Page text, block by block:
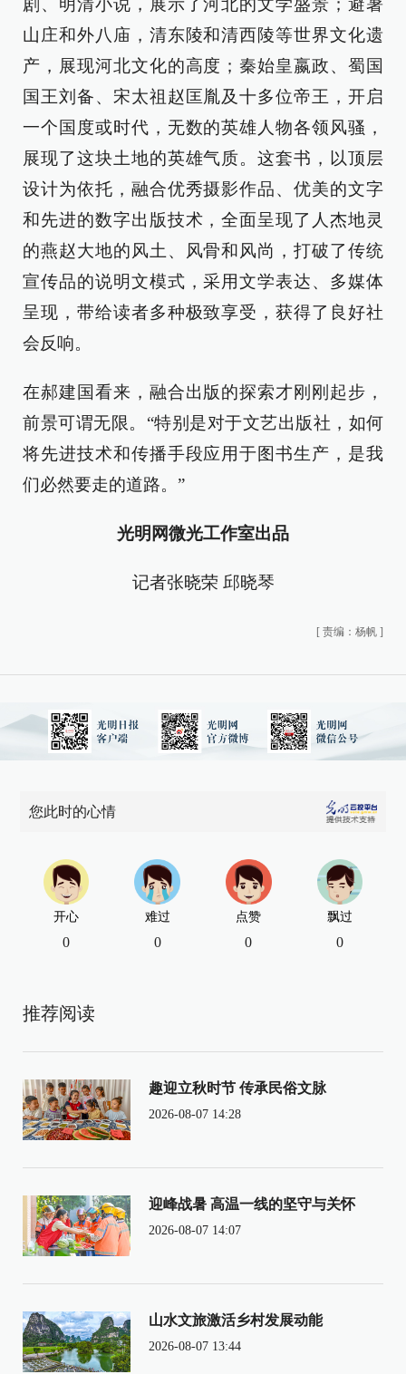
剧、明清小说，展示了河北的文学盛景；避暑
山庄和外八庙，清东陵和清西陵等世界文化遗
产，展现河北文化的高度；秦始皇嬴政、蜀国
国王刘备、宋太祖赵匡胤及十多位帝王，开启
一个国度或时代，无数的英雄人物各领风骚，
展现了这块土地的英雄气质。这套书，以顶层
设计为依托，融合优秀摄影作品、优美的文字
和先进的数字出版技术，全面呈现了人杰地灵
的燕赵大地的风土、风骨和风尚，打破了传统
宣传品的说明文模式，采用文学表达、多媒体
呈现，带给读者多种极致享受，获得了良好社
会反响。
在郝建国看来，融合出版的探索才刚刚起步，
前景可谓无限。“特别是对于文艺出版社，如何
将先进技术和传播手段应用于图书生产，是我
们必然要走的道路。”
光明网微光工作室出品
记者张晓荣 邱晓琴
[ 责编：杨帆 ]
您此时的心情
开心
0
难过
0
点赞
0
飘过
0
推荐阅读
趣迎立秋时节 传承民俗文脉
2026-08-07 14:28
迎峰战暑 高温一线的坚守与关怀
2026-08-07 14:07
山水文旅激活乡村发展动能
2026-08-07 13:44